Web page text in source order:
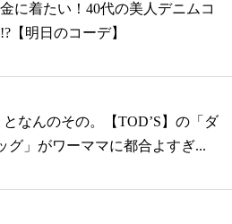
に着たい！40代の美人デニムコ
【明日のコーデ】
なんのその。【TOD’S】の「ダ
グ」がワーママに都合よすぎ...